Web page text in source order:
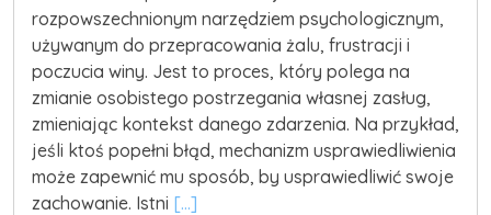
rozpowszechnionym narzędziem psychologicznym,
używanym do przepracowania żalu, frustracji i
poczucia winy. Jest to proces, który polega na
zmianie osobistego postrzegania własnej zasług,
zmieniając kontekst danego zdarzenia. Na przykład,
jeśli ktoś popełni błąd, mechanizm usprawiedliwienia
może zapewnić mu sposób, by usprawiedliwić swoje
zachowanie. Istni [...]